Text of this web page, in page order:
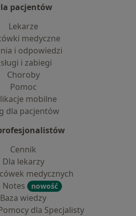
pacjentów
Lekarze
medyczne
i odpowiedzi
i zabiegi
Choroby
Pomoc
mobilne
dla pacjentów
Cennik
Dla lekarzy
medycznych
Notes
nowość
Baza wiedzy
dla Specjalisty